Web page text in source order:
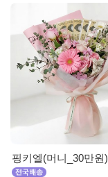
핑키엘(머니_30만원)